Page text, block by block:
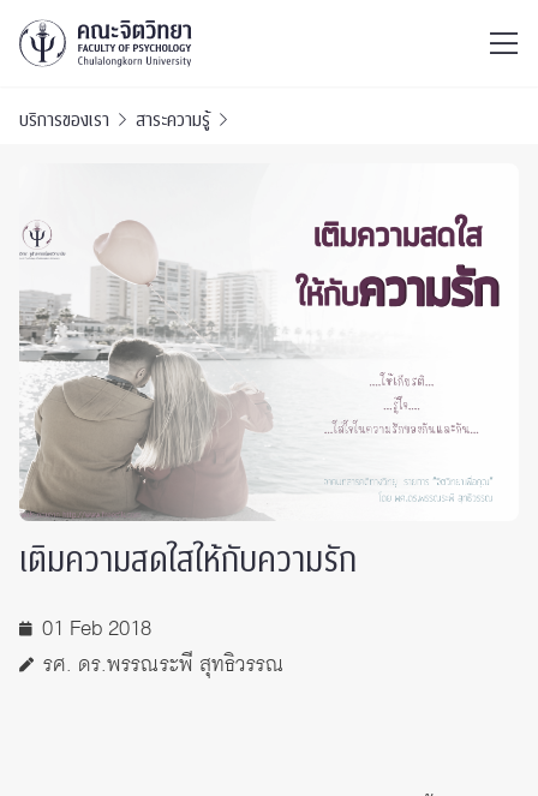
บริการของเรา สาระความรู้
เติมความสดใสให้กับความรัก
01 Feb 2018
รศ. ดร.พรรณระพี สุทธิวรรณ